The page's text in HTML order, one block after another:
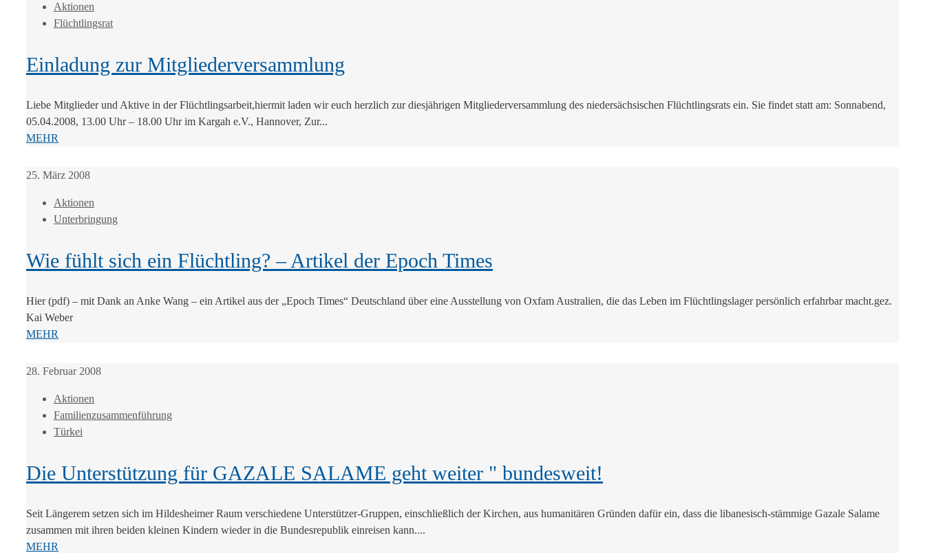
Aktionen
Flüchtlingsrat
Einladung zur Mitgliederversammlung
Liebe Mitglieder und Aktive in der Flüchtlingsarbeit,hiermit laden wir euch herzlich zur diesjährigen Mitgliederversammlung des niedersächsischen Flüchtlingsrats ein. Sie findet statt am: Sonnabend,
05.04.2008, 13.00 Uhr – 18.00 Uhr im Kargah e.V., Hannover, Zur...
MEHR
25. März 2008
Aktionen
Unterbringung
Wie fühlt sich ein Flüchtling? – Artikel der Epoch Times
Hier (pdf) – mit Dank an Anke Wang – ein Artikel aus der „Epoch Times“ Deutschland über eine Ausstellung von Oxfam Australien, die das Leben im Flüchtlingslager persönlich erfahrbar macht.gez.
Kai Weber
MEHR
28. Februar 2008
Aktionen
Familienzusammenführung
Türkei
Die Unterstützung für GAZALE SALAME geht weiter " bundesweit!
Seit Längerem setzen sich im Hildesheimer Raum verschiedene Unterstützer-Gruppen, einschließlich der Kirchen, aus humanitären Gründen dafür ein, dass die libanesisch-stämmige Gazale Salame
zusammen mit ihren beiden kleinen Kindern wieder in die Bundesrepublik einreisen kann....
MEHR